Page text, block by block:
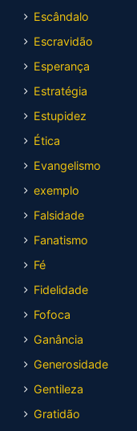
Escândalo
Escravidão
Esperança
Estratégia
Estupidez
Ética
Evangelismo
exemplo
Falsidade
Fanatismo
Fé
Fidelidade
Fofoca
Ganância
Generosidade
Gentileza
Gratidão